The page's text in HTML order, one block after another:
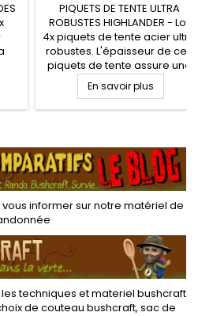
PIQUETS DE TENTE ULTRA
ROBUSTES HIGHLANDER - Lot
4x piquets de tente acier ultra
robustes. L'épaisseur de ces
piquets de tente assure une
bonne pénétration dans le
sol, même rocailleux, ainsi
qu'une robustesse optimisée
de camping et tarps
bushcraft
En savoir plus
vous informer sur notre matériel de
techniques etmateriel bushcraft
de couteau bushcraft, sac de